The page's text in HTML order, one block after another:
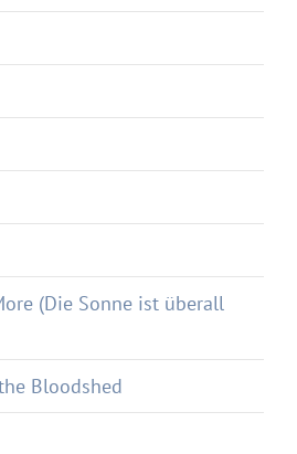
(Die Sonne ist überall
Bloodshed